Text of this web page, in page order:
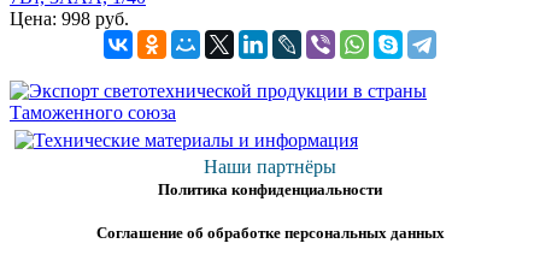
Цена: 998 руб.
Наши партнёры
Политика конфиденциальности
Соглашение об обработке персональных данных